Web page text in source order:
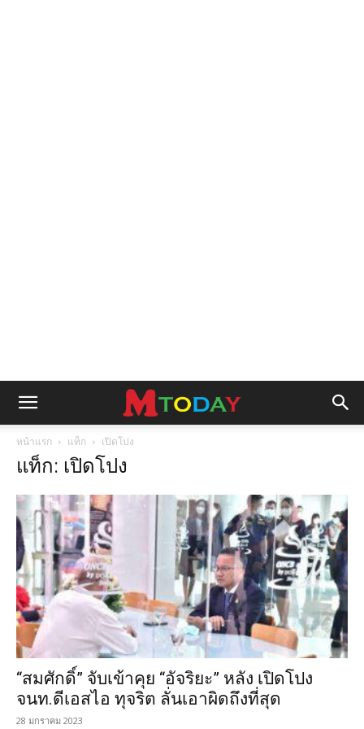
หน้าแรก แท็ก เปิดโปง
แท็ก: เปิดโปง
“สมศักดิ์” จับเข้าคุย “อัจริยะ” หลัง เปิดโปง
จนท.ดีเอสไอ ทุจริต ลั่นเอาผิดถึงที่สุด
28 มกราคม 2023